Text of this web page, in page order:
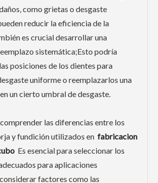
como grietas o desgaste
reducir la eficiencia de la
es crucial desarrollar una
sistemática;Esto podría
posiciones de los dientes para
uniforme o reemplazarlos una
un cierto umbral de desgaste.
las diferencias entre los
y fundición utilizados en fabricacion
Es esencial para seleccionar los
para aplicaciones
factores como las